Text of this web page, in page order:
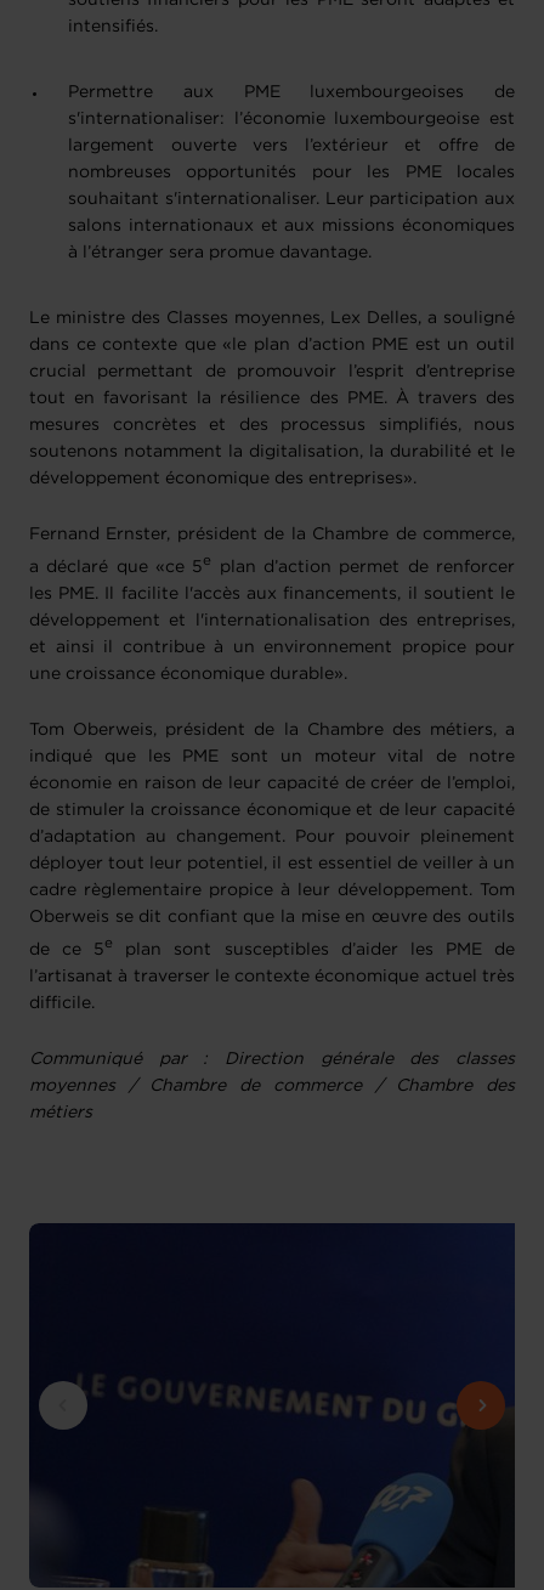
intensifiés.
Permettre aux PME luxembourgeoises de
s'internationaliser: l’économie luxembourgeoise est
largement ouverte vers l’extérieur et offre de
nombreuses opportunités pour les PME locales
souhaitant s'internationaliser. Leur participation aux
salons internationaux et aux missions économiques
à l’étranger sera promue davantage.
Le ministre des Classes moyennes, Lex Delles, a souligné
dans ce contexte que «le plan d’action PME est un outil
crucial permettant de promouvoir l’esprit d’entreprise
tout en favorisant la résilience des PME. À travers des
mesures concrètes et des processus simplifiés, nous
soutenons notamment la digitalisation, la durabilité et le
développement économique des entreprises».
Fernand Ernster, président de la Chambre de commerce,
a déclaré que «ce 5e
plan d’action permet de renforcer
les PME. Il facilite l'accès aux financements, il soutient le
développement et l'internationalisation des entreprises,
et ainsi il contribue à un environnement propice pour
une croissance économique durable».
Tom Oberweis, président de la Chambre des métiers, a
indiqué que les PME sont un moteur vital de notre
économie en raison de leur capacité de créer de l’emploi,
de stimuler la croissance économique et de leur capacité
d’adaptation au changement. Pour pouvoir pleinement
déployer tout leur potentiel, il est essentiel de veiller à un
cadre règlementaire propice à leur développement. Tom
Oberweis se dit confiant que la mise en œuvre des outils
de ce 5e
plan sont susceptibles d’aider les PME de
l’artisanat à traverser le contexte économique actuel très
difficile.
Communiqué par : Direction générale des classes
moyennes / Chambre de commerce / Chambre des
métiers